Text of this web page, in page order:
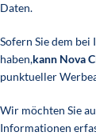
Daten.
Sofern Sie dem
haben,kann Nova
punktueller
Wir möchten Sie
Informationen